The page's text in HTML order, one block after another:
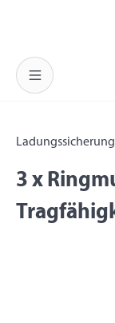
Zum Hauptinhalt
Ladungssicherung
3 x